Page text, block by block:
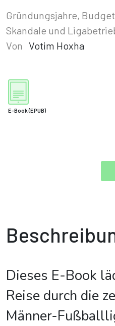
Gründungsjahre,
Skandale und
Von Votim Hoxha
E-Book(EPUB)
Dieses E-Book
Reise durch die
Männer-